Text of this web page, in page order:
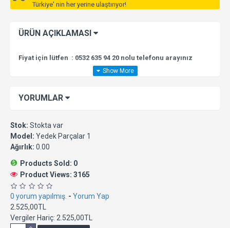
Türkiye' nin her yerine ulaştırıyor!
ÜRÜN AÇIKLAMASI
Fiyat için lütfen : 0532 635 94 20 nolu telefonu arayınız
YORUMLAR
Stok: Stokta var
Model: Yedek Parçalar 1
Ağırlık: 0.00
Products Sold: 0
Product Views: 3165
0 yorum yapılmış. - Yorum Yap
2.525,00TL
Vergiler Hariç: 2.525,00TL